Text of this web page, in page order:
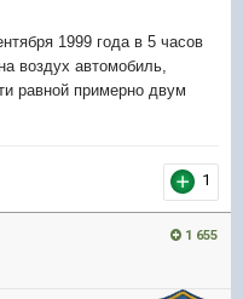
1999 года в 5 часов
воздух автомобиль,
равной примерно двум
1
1 655